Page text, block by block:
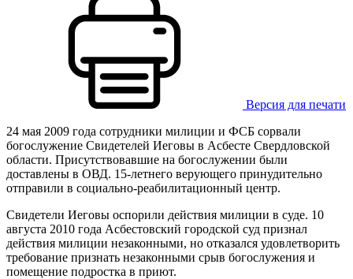
Версия для печати
24 мая 2009 года сотрудники милиции и ФСБ сорвали
богослужение Свидетелей Иеговы в Асбесте Свердловской
области. Присутствовавшие на богослужении были
доставлены в ОВД. 15-летнего верующего принудительно
отправили в социально-реабилитационный центр.
Свидетели Иеговы оспорили действия милиции в суде. 10
августа 2010 года Асбестовский городской суд признал
действия милиции незаконными, но отказался удовлетворить
требование признать незаконными срыв богослужения и
помещение подростка в приют.